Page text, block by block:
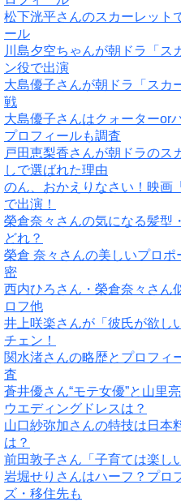
松下洸平さんのスカーレット
ール
川島夕空ちゃんが朝ドラ「ス
ン役で出演
大島優子さんが朝ドラ「スカ
戦
大島優子さんはクォーターor
プロフィールも調査
戸田恵梨香さんが朝ドラのス
しで選ばれた理由
のん、おかえりなさい！映画
で出演！
榮倉奈々さんの気になる髪型
どれ？
榮倉 奈々さんの美しいプロ
密
西内ひろさん・榮倉奈々さん
ロフ他
井上咲楽さんが「彼氏が欲し
チェン！
関水渚さんの略歴とプロフィ
査
蒼井優さん“モテ女優”と山里
ウエディングドレスは？
山口紗弥加さんの特技は日本
は？
前田敦子さん「子育ては楽し
岩堀せりさんはハーフ？プロ
ズ・移住先も